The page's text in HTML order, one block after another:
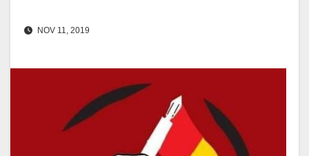
NOV 11, 2019